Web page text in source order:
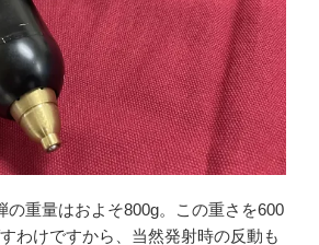
の重量はおよそ800g。この重さを600
わけですから、当然発射時の反動も